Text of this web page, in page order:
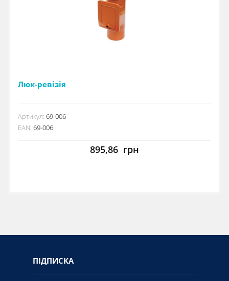
Люк-ревізія
Артикул: 69-006
EAN: 69-006
895,86 грн
ПІДПИСКА